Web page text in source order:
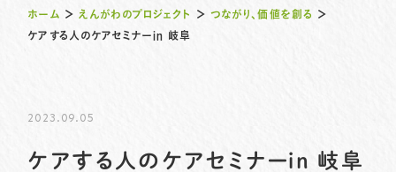
ホーム ＞ えんがわのプロジェクト ＞ つながり、価値を創る
＞
ケアする人のケアセミナーin 岐阜
2023.09.05
ケアする人のケアセミナーin 岐阜